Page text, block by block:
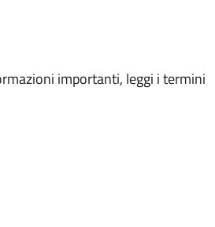
importanti, leggi i termini